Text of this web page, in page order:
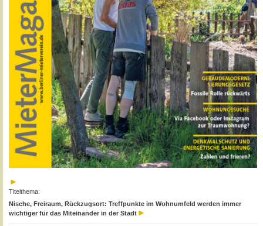
Titelthema:
Nische, Freiraum, Rückzugsort: Treffpunkte im Wohnumfeld werden immer
wichtiger für das Miteinander in der Stadt